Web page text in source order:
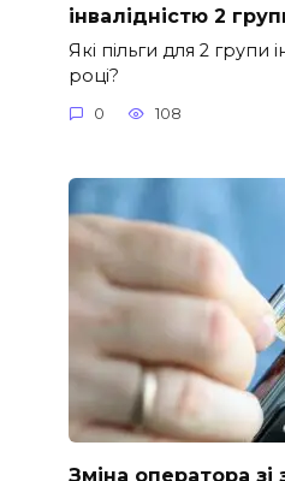
інвалідністю 2
Які пільги для 2 групи
році?
0 108
Зміна оператора